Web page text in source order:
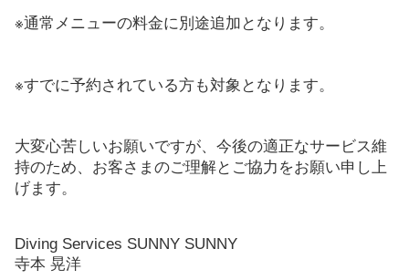
※通常メニューの料金に別途追加となります。
※すでに予約されている方も対象となります。
大変心苦しいお願いですが、今後の適正なサービス維
持のため、お客さまのご理解とご協力をお願い申し上
げます。
Diving Services SUNNY SUNNY
寺本 晃洋